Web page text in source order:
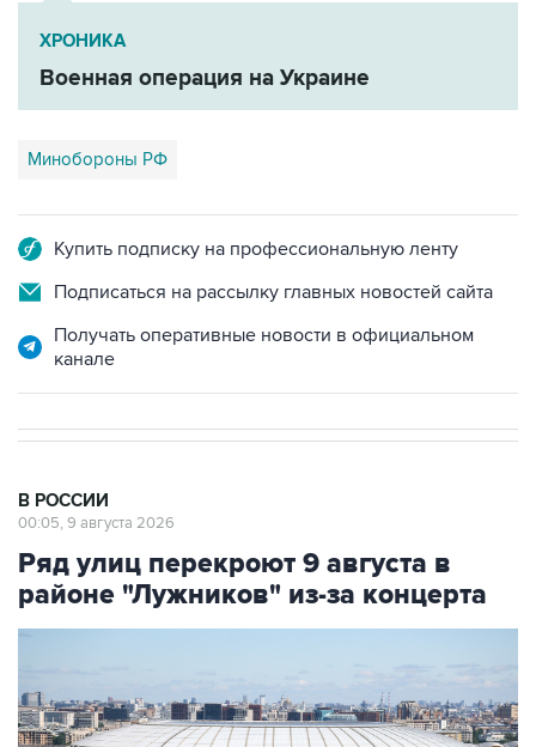
ХРОНИКА
Военная операция на Украине
Минобороны РФ
Купить подписку на профессиональную ленту
Подписаться на рассылку главных новостей сайта
Получать оперативные новости в официальном
канале
В РОССИИ
00:05, 9 августа 2026
Ряд улиц перекроют 9 августа в
районе "Лужников" из-за концерта